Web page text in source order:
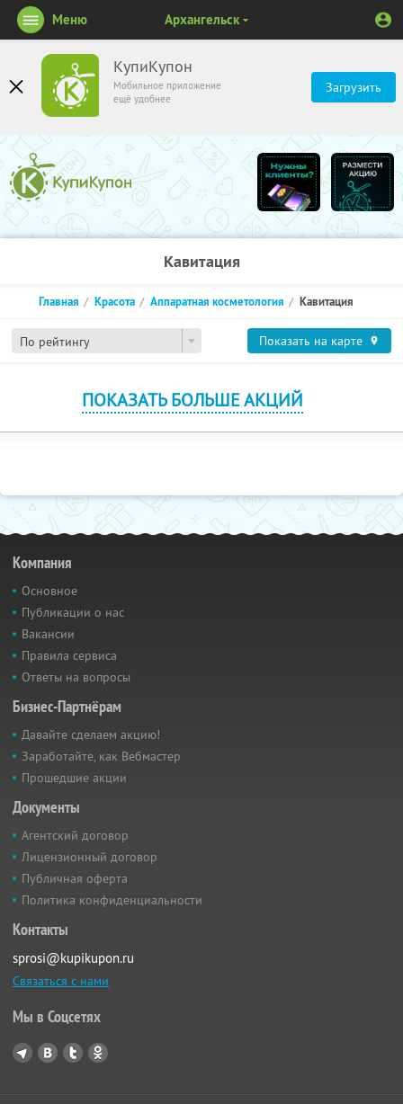
КупиКупон
Мобильное приложение
ещё удобнее
Загрузить
Меню Архангельск
Кавитация
По рейтингу
Главная Красота Аппаратная косметология Кавитация
Показать на карте
ПОКАЗАТЬ БОЛЬШЕ АКЦИЙ
Компания
Основное
Публикации о нас
Вакансии
Правила сервиса
Ответы на вопросы
Бизнес-Партнёрам
Давайте сделаем акцию!
Заработайте, как Вебмастер
Прошедшие акции
Документы
Агентский договор
Лицензионный договор
Публичная оферта
Политика конфиденциальности
Контакты
sprosi@kupikupon.ru
Связаться с нами
Мы в Соцсетях